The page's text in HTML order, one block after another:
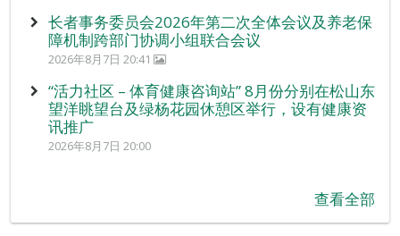
长者事务委员会2026年第二次全体会议及养老保
障机制跨部门协调小组联合会议
2026年8月7日 20:41
“活力社区 – 体育健康咨询站” 8月份分别在松山东
望洋眺望台及绿杨花园休憩区举行，设有健康资
讯推广
2026年8月7日 20:00
查看全部